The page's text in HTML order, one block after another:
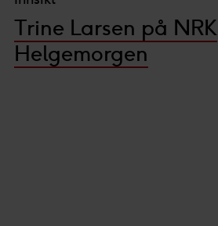
Trine Larsen på NRK
Helgemorgen